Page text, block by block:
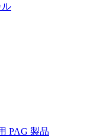
ル
PAG 製品